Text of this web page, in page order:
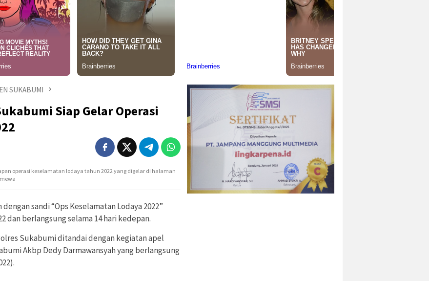
SUKABUMI
Siap Gelar Operasi
operasi keselamatan lodaya tahun 2022 yang digelar di halaman
sandi “Ops Keselamatan Lodaya 2022”
dan berlangsung selama 14 hari kedepan.
Sukabumi ditandai dengan kegiatan apel
Akbp Dedy Darmawansyah yang berlangsung